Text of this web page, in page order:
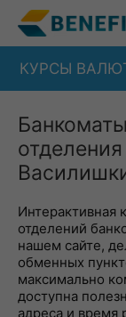
КУРСЫ
Интерактивная
отделений
нашем сайте,
обменных
максимально
доступна
адреса и время